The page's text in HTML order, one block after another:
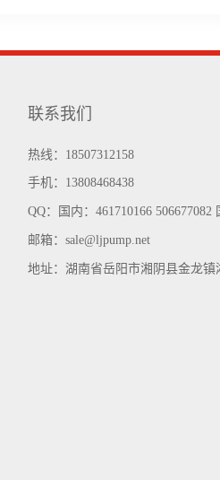
联系我们
热线：18507312158
手机： 13808468438
QQ： 国内：461710166 506677082
邮箱： sale@ljpump.net
地址： 湖南省岳阳市湘阴县金龙镇